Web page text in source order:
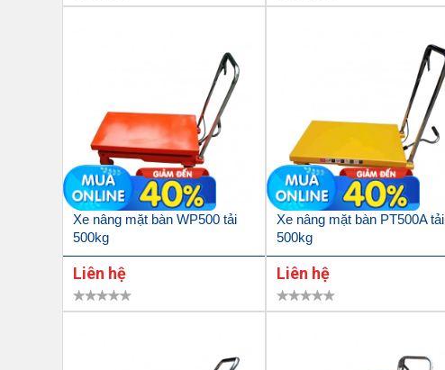
Xe nâng mặt bàn WP500 tải
500kg
Liên hệ
Xe nâng mặt bàn PT500A tải
500kg
Liên hệ